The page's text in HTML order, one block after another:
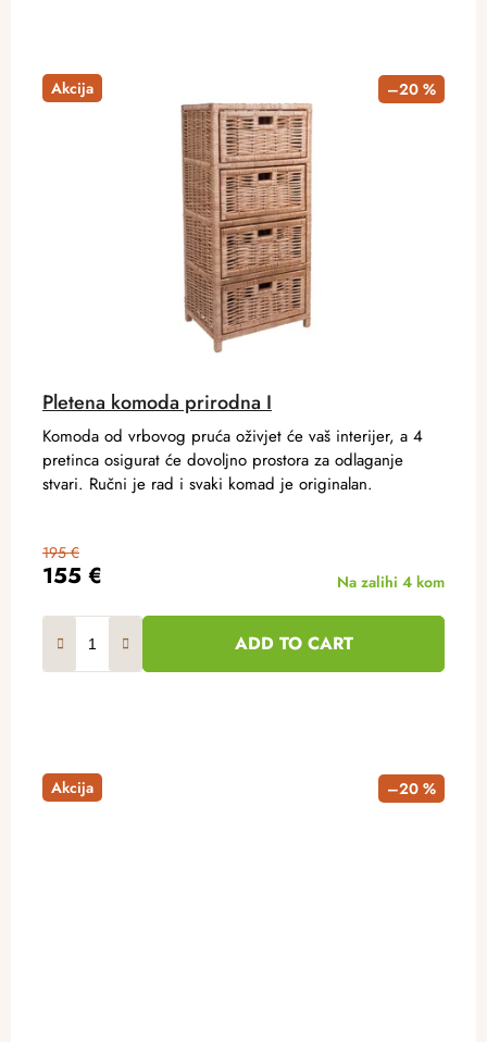
Akcija –20 %
Pletena komoda prirodna I
155 €
195 €
Na zalihi 4 kom
ADD TO CART
Komoda od vrbovog pruća oživjet će vaš interijer, a 4
pretinca osigurat će dovoljno prostora za odlaganje
stvari. Ručni je rad i svaki komad je originalan.
Akcija –20 %